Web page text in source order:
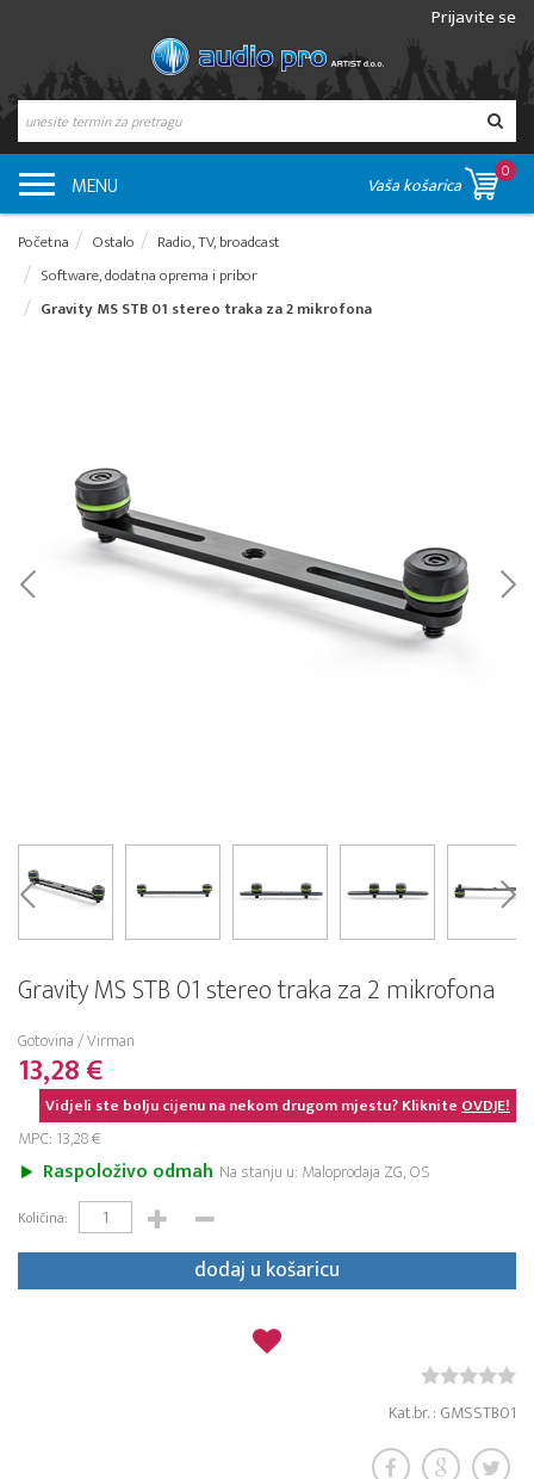
Prijavite se
MENU Vaša košarica
0
Početna Ostalo
Radio, TV, broadcast
Software, dodatna oprema i pribor
Gravity MS STB 01 stereo traka za 2 mikrofona
Gravity MS STB 01 stereo traka za 2 mikrofona
Gotovina / Virman
13,28 €
Vidjeli ste bolju cijenu na nekom drugom mjestu? KlikniteOVDJE!
MPC: 13,28 €
Raspoloživo odmah Na stanju u: Maloprodaja ZG, OS
Količina:
dodaj u košaricu
Kat.br. : GMSSTB01